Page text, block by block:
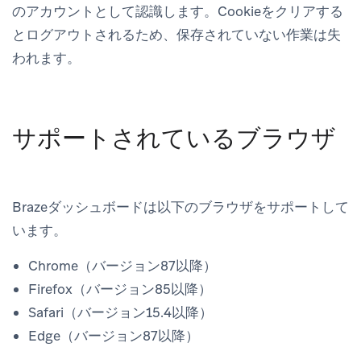
のアカウントとして認識します。Cookieをクリアする
とログアウトされるため、保存されていない作業は失
われます。
サポートされているブラウザ
Brazeダッシュボードは以下のブラウザをサポートして
います。
Chrome（バージョン87以降）
Firefox（バージョン85以降）
Safari（バージョン15.4以降）
Edge（バージョン87以降）